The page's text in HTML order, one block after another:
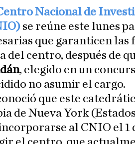
Nacional de
se reúne este lunes
que garanticen las
del centro, después de
, elegido en un
no asumir el cargo.
que este
de Nueva York
al CNIO el 1